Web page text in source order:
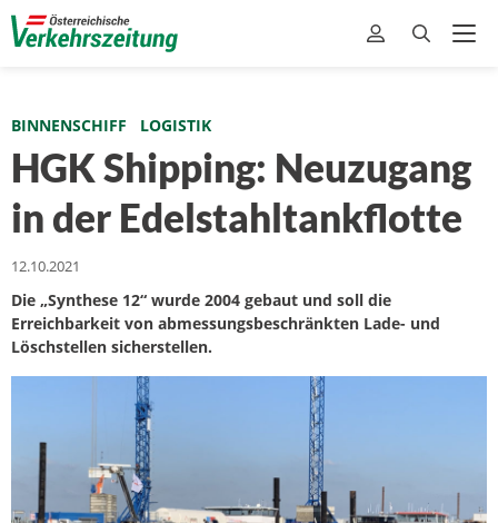
BINNENSCHIFF LOGISTIK
HGK Shipping: Neuzugang
in der Edelstahltankflotte
12.10.2021
Die „Synthese 12“ wurde 2004 gebaut und soll die
Erreichbarkeit von abmessungsbeschränkten Lade- und
Löschstellen sicherstellen.